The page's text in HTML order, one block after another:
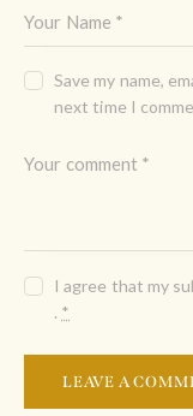
Save my name,
next time I
I agree that my
. *